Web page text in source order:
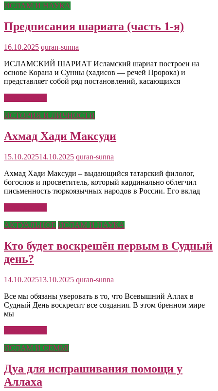
ИСЛАМ И НАУКА
Предписания шариата (часть 1-я)
16.10.2025 quran-sunna
ИСЛАМСКИЙ ШАРИАТ Исламский шариат построен на
основе Корана и Сунны (хадисов — речей Пророка) и
представляет собой ряд постановлений, касающихся
ИСТОРИЯ И ЛИЧНОСТИ
Ахмад Хади Максуди
15.10.202514.10.2025 quran-sunna
Ахмад Хади Максуди – выдающийся татарский филолог,
богослов и просветитель, который кардинально облегчил
письменность тюркоязычных народов в России. Его вклад
АКТУАЛЬНОЕ ИСЛАМ И НАУКА
Кто будет воскрешён первым в Судный
день?
14.10.202513.10.2025 quran-sunna
Все мы обязаны уверовать в то, что Всевышний Аллах в
Судный День воскресит все создания. В этом бренном мире
мы
ИСЛАМ И СЕМЬЯ
Дуа для испрашивания помощи у
Аллаха